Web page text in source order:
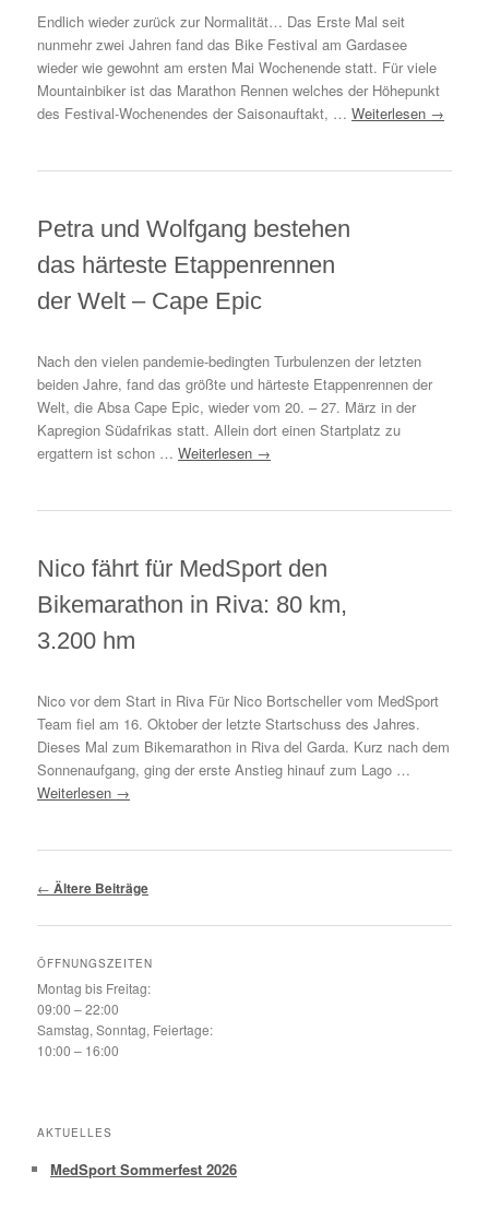
Endlich wieder zurück zur Normalität… Das Erste Mal seit
nunmehr zwei Jahren fand das Bike Festival am Gardasee
wieder wie gewohnt am ersten Mai Wochenende statt. Für viele
Mountainbiker ist das Marathon Rennen welches der Höhepunkt
des Festival-Wochenendes der Saisonauftakt, …Weiterlesen →
Petra und Wolfgang bestehen
das härteste Etappenrennen
der Welt – Cape Epic
Nach den vielen pandemie-bedingten Turbulenzen der letzten
beiden Jahre, fand das größte und härteste Etappenrennen der
Welt, die Absa Cape Epic, wieder vom 20. – 27. März in der
Kapregion Südafrikas statt. Allein dort einen Startplatz zu
ergattern ist schon …Weiterlesen →
Nico fährt für MedSport den
Bikemarathon in Riva: 80 km,
3.200 hm
Nico vor dem Start in Riva Für Nico Bortscheller vom MedSport
Team fiel am 16. Oktober der letzte Startschuss des Jahres.
Dieses Mal zum Bikemarathon in Riva del Garda. Kurz nach dem
Sonnenaufgang, ging der erste Anstieg hinauf zum Lago …
Weiterlesen →
Beitragsnavigation
← Ältere Beiträge
ÖFFNUNGSZEITEN
Montag bis Freitag:
09:00 – 22:00
Samstag, Sonntag, Feiertage:
10:00 – 16:00
AKTUELLES
MedSport Sommerfest 2026